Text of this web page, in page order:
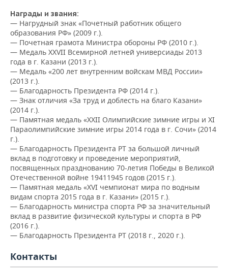
Награды и звания:
— Нагрудный знак «Почетный работник общего
образования РФ» (2009 г.).
— Почетная грамота Министра обороны РФ (2010 г.).
— Медаль XXVII Всемирной летней универсиады 2013
года в г. Казани (2013 г.).
— Медаль «200 лет внутренним войскам МВД России»
(2013 г.).
— Благодарность Президента РФ (2014 г.).
— Знак отличия «За труд и доблесть на благо Казани»
(2014 г.).
— Памятная медаль «XXII Олимпийские зимние игры и XI
Параолимпийские зимние игры 2014 года в г. Сочи» (2014
г.).
— Благодарность Президента РТ за большой личный
вклад в подготовку и проведение мероприятий,
посвященных празднованию 70-летия Победы в Великой
Отечественной войне 19411945 годов (2015 г.).
— Памятная медаль «XVI чемпионат мира по водным
видам спорта 2015 года в г. Казани» (2015 г.).
— Благодарность министра спорта РФ за значительный
вклад в развитие физической культуры и спорта в РФ
(2016 г.).
— Благодарность Президента РТ (2018 г., 2020 г.).
Контакты